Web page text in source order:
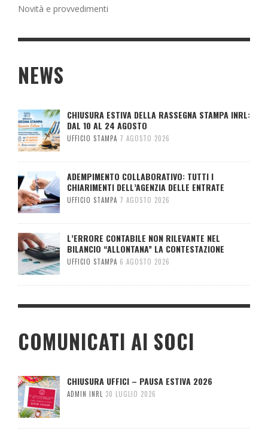
Novità e provvedimenti
NEWS
CHIUSURA ESTIVA DELLA RASSEGNA STAMPA INRL:
DAL 10 AL 24 AGOSTO
UFFICIO STAMPA 7 AGOSTO 2026
ADEMPIMENTO COLLABORATIVO: TUTTI I
CHIARIMENTI DELL’AGENZIA DELLE ENTRATE
UFFICIO STAMPA 7 AGOSTO 2026
L’ERRORE CONTABILE NON RILEVANTE NEL
BILANCIO “ALLONTANA” LA CONTESTAZIONE
UFFICIO STAMPA 6 AGOSTO 2026
COMUNICATI AI SOCI
CHIUSURA UFFICI – PAUSA ESTIVA 2026
ADMIN INRL 30 LUGLIO 2026